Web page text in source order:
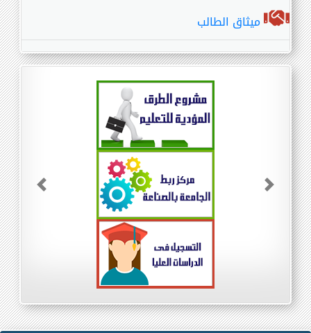
ميثاق الطالب
Previous Next